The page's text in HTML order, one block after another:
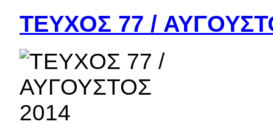
ΤΕΥΧΟΣ 77 /